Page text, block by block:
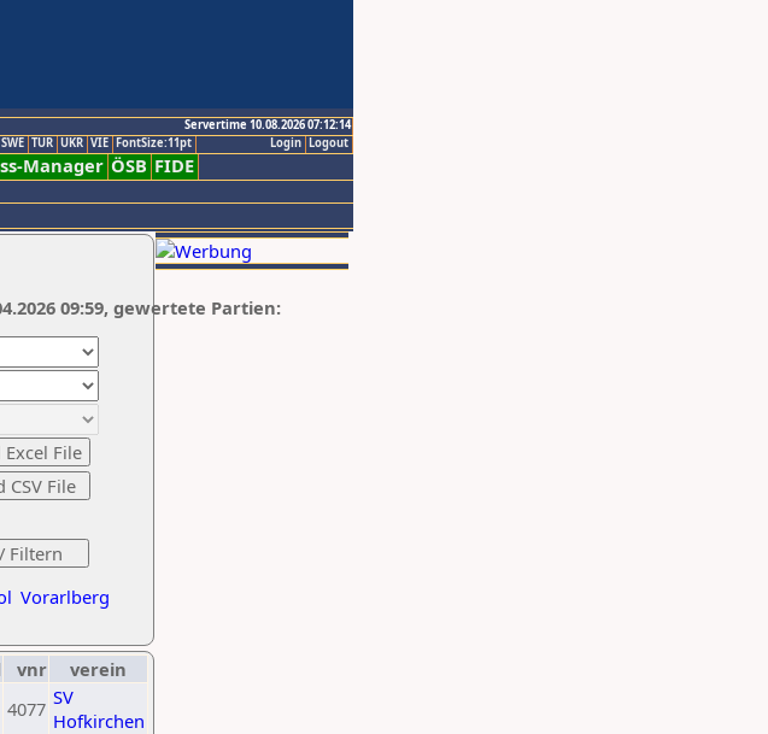
Servertime 10.08.2026 07:12:14
Logout
Login
SWE TUR UKR VIE FontSize:11pt
Manager ÖSB FIDE
Vorarlberg
09:59, gewertete Partien:
vnr
verein
4077 SV
Hofkirchen